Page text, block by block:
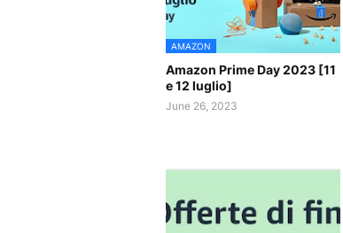
AMAZON
Amazon Prime Day 2023 [11
e 12 luglio]
June 26, 2023